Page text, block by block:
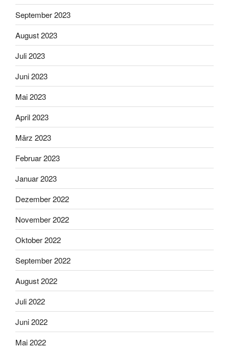
September 2023
August 2023
Juli 2023
Juni 2023
Mai 2023
April 2023
März 2023
Februar 2023
Januar 2023
Dezember 2022
November 2022
Oktober 2022
September 2022
August 2022
Juli 2022
Juni 2022
Mai 2022